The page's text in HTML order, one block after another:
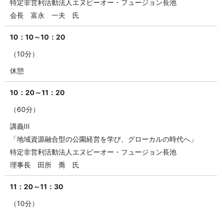
特定非営利活動法人エヌピーオー・フュージョン長池
会長 富永 一夫 氏
10：10～10：20
（10分）
休憩
10：20～11：20
（60分）
講義III
「地域資源融合型の公園経営を学び、グローカルの時代へ」
特定非営利活動法人エヌピーオー・フュージョン長池
理事長 田所 喬 氏
11：20～11：30
（10分）